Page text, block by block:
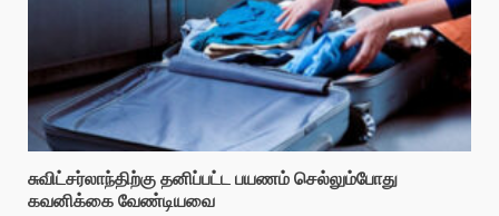
சுவிட்சர்லாந்திற்கு தனிப்பட்ட பயணம் செல்லும்போது
கவனிக்கை வேண்டியவை